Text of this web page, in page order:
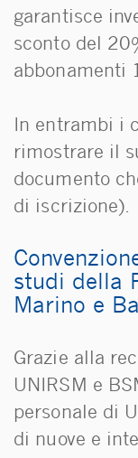
garantisce
sconto del
abbonamenti
In entrambi i
rimostrare il
documento
di iscrizione).
studi della
Marino e
Grazie alla
UNIRSM e
personale di
di nuove e